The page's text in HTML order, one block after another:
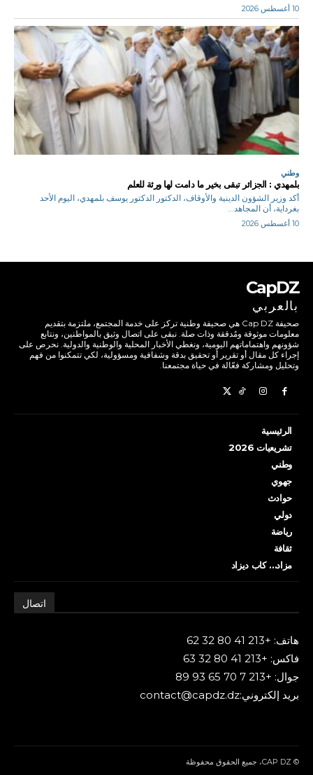
10 أغسطس 2026
وطني
بلمهدي : الجزائر تبقى بخير ما دامت لها ورثة للعلم
أكد وزير الشؤون الدينية والأوقاف، الدكتور الدكتور يوسف بلمهدي، اليوم الأحد
بغرداية، أن المجاهد...
10 أغسطس 2026
CapDZ
بالعربي
صحيفة Cap DZ هي صحيفة وطنية تركز على خدمة المجتمع، ملتزمة بتقديم
معلومات موثوقة ومُدققة وذات صلة. نبقى على اتصال وثيق بالمواطنين، ونتابع
شؤونهم واهتماماتهم اليومية، ونغطي الأخبار المحلية والوطنية والدولية. نحرص على
إجراء كل مقال أو تقرير أو تحقيق بدقة وشفافية ومسؤولية، لكي تتمكنوا من فهم
وتحليل ومشاركة فعّالة في حياة مجتمعنا.
الرئيسية
تشريعيات 2026
وطني
جهوي
حوادث
دولي
رياضة
ثقافة
مزاد… كاب ديزاد
اتصال
هاتف: +213 41 80 32 62
فاكس: +213 41 80 32 63
جوال: +213 7 70 65 93 89
بريد إلكتروني:contact@capdz.dz
© CAP DZ، جميع الحقوق محفوظة